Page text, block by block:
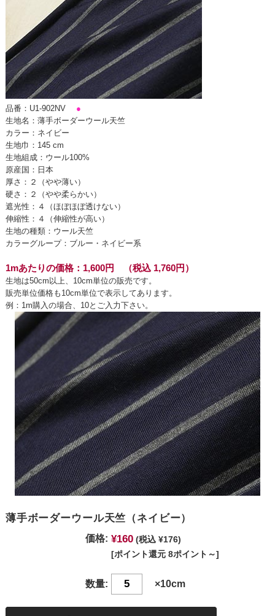
品番：U1-902NV●
生地名：薄手ボーダーウール天竺
カラー：ネイビー
生地巾：145 cm
生地組成：ウール100%
原産国：日本
厚さ：２（やや薄い）
硬さ：２（やや柔らかい）
遮光性：４（ほぼほぼ透けない）
伸縮性：４（伸縮性が高い）
生地の種類：ウール天竺
カラーグループ：ブルー・ネイビー系
1mあたりの価格：1,600円 （税込 1,760円）
生地は50cm以上、10cm単位の販売です。
販売単位価格も10cm単位で表示してあります。
例：1m購入の場合、10とご入力下さい。
薄手ボーダーウール天竺（ネイビー）
価格: ¥160 (税込 ¥176)
[ポイント還元 8ポイント～]
数量: ×10cm